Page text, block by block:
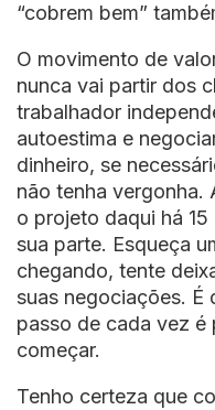
“cobrem bem”
O movimento de
nunca vai partir dos
trabalhador
autoestima e
dinheiro, se
não tenha vergonha.
o projeto daqui há
sua parte. Esqueça
chegando, tente
suas negociações. É
passo de cada vez é
começar.
Tenho certeza que